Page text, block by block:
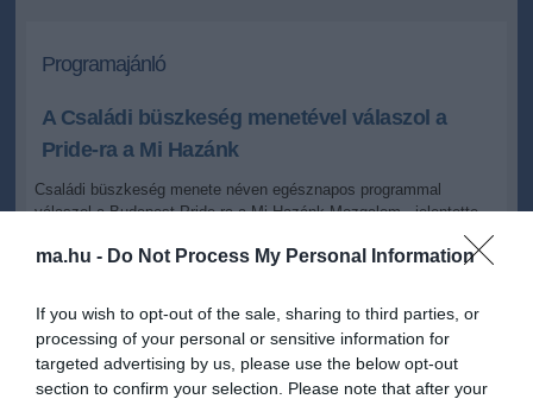
ma.hu - Do Not Process My Personal Information
If you wish to opt-out of the sale, sharing to third parties, or
processing of your personal or sensitive information for
targeted advertising by us, please use the below opt-out
section to confirm your selection. Please note that after your
Programajánló
A Családi büszkeség menetével válaszol a
Pride-ra a Mi Hazánk
Családi büszkeség menete néven egésznapos programmal
válaszol a Budapest Pride-ra a Mi Hazánk Mozgalom - jelentette
ellenzéki párt elnöke, frakcióvezetője.
2026.05.30 23:58
MTI
+-